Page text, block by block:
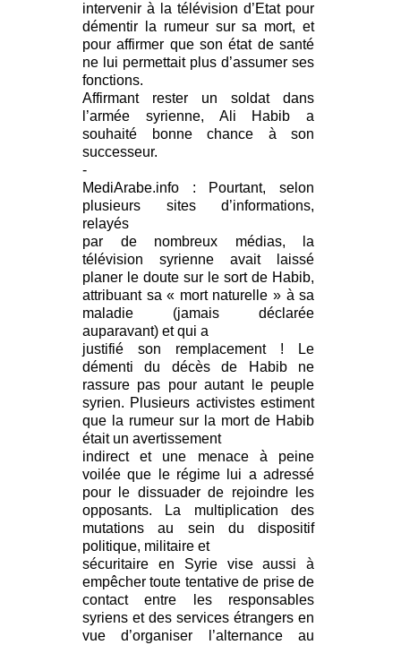
intervenir à la télévision d’Etat pour
démentir la rumeur sur sa mort, et
pour affirmer que son état de santé
ne lui permettait plus d’assumer ses
fonctions.
Affirmant rester un soldat dans
l’armée syrienne, Ali Habib a
souhaité bonne chance à son
successeur.
-
MediArabe.info : Pourtant, selon
plusieurs sites d’informations,
relayés
par de nombreux médias, la
télévision syrienne avait laissé
planer le doute sur le sort de Habib,
attribuant sa « mort naturelle » à sa
maladie (jamais déclarée
auparavant) et qui a
justifié son remplacement ! Le
démenti du décès de Habib ne
rassure pas pour autant le peuple
syrien. Plusieurs activistes estiment
que la rumeur sur la mort de Habib
était un avertissement
indirect et une menace à peine
voilée que le régime lui a adressé
pour le dissuader de rejoindre les
opposants. La multiplication des
mutations au sein du dispositif
politique, militaire et
sécuritaire en Syrie vise aussi à
empêcher toute tentative de prise de
contact entre les responsables
syriens et des services étrangers en
vue d’organiser l’alternance au